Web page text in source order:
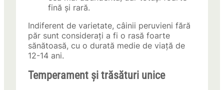
fină și rară.
Indiferent de varietate, câinii peruvieni fără
păr sunt considerați a fi o rasă foarte
sănătoasă, cu o durată medie de viață de
12-14 ani.
Temperament și trăsături unice